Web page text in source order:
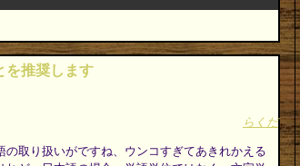
を推奨します
らくだ
の取り扱いがですね、ウンコすぎてあきれかえる